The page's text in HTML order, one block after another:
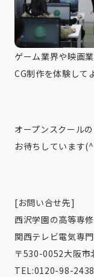
ゲーム業界や映画
CG制作を体験して
オープンスクール
お待ちしています
[お問い合せ先]
西沢学園の高等専
関西テレビ電気
〒530-0052大阪市
TEL:0120-98-2438